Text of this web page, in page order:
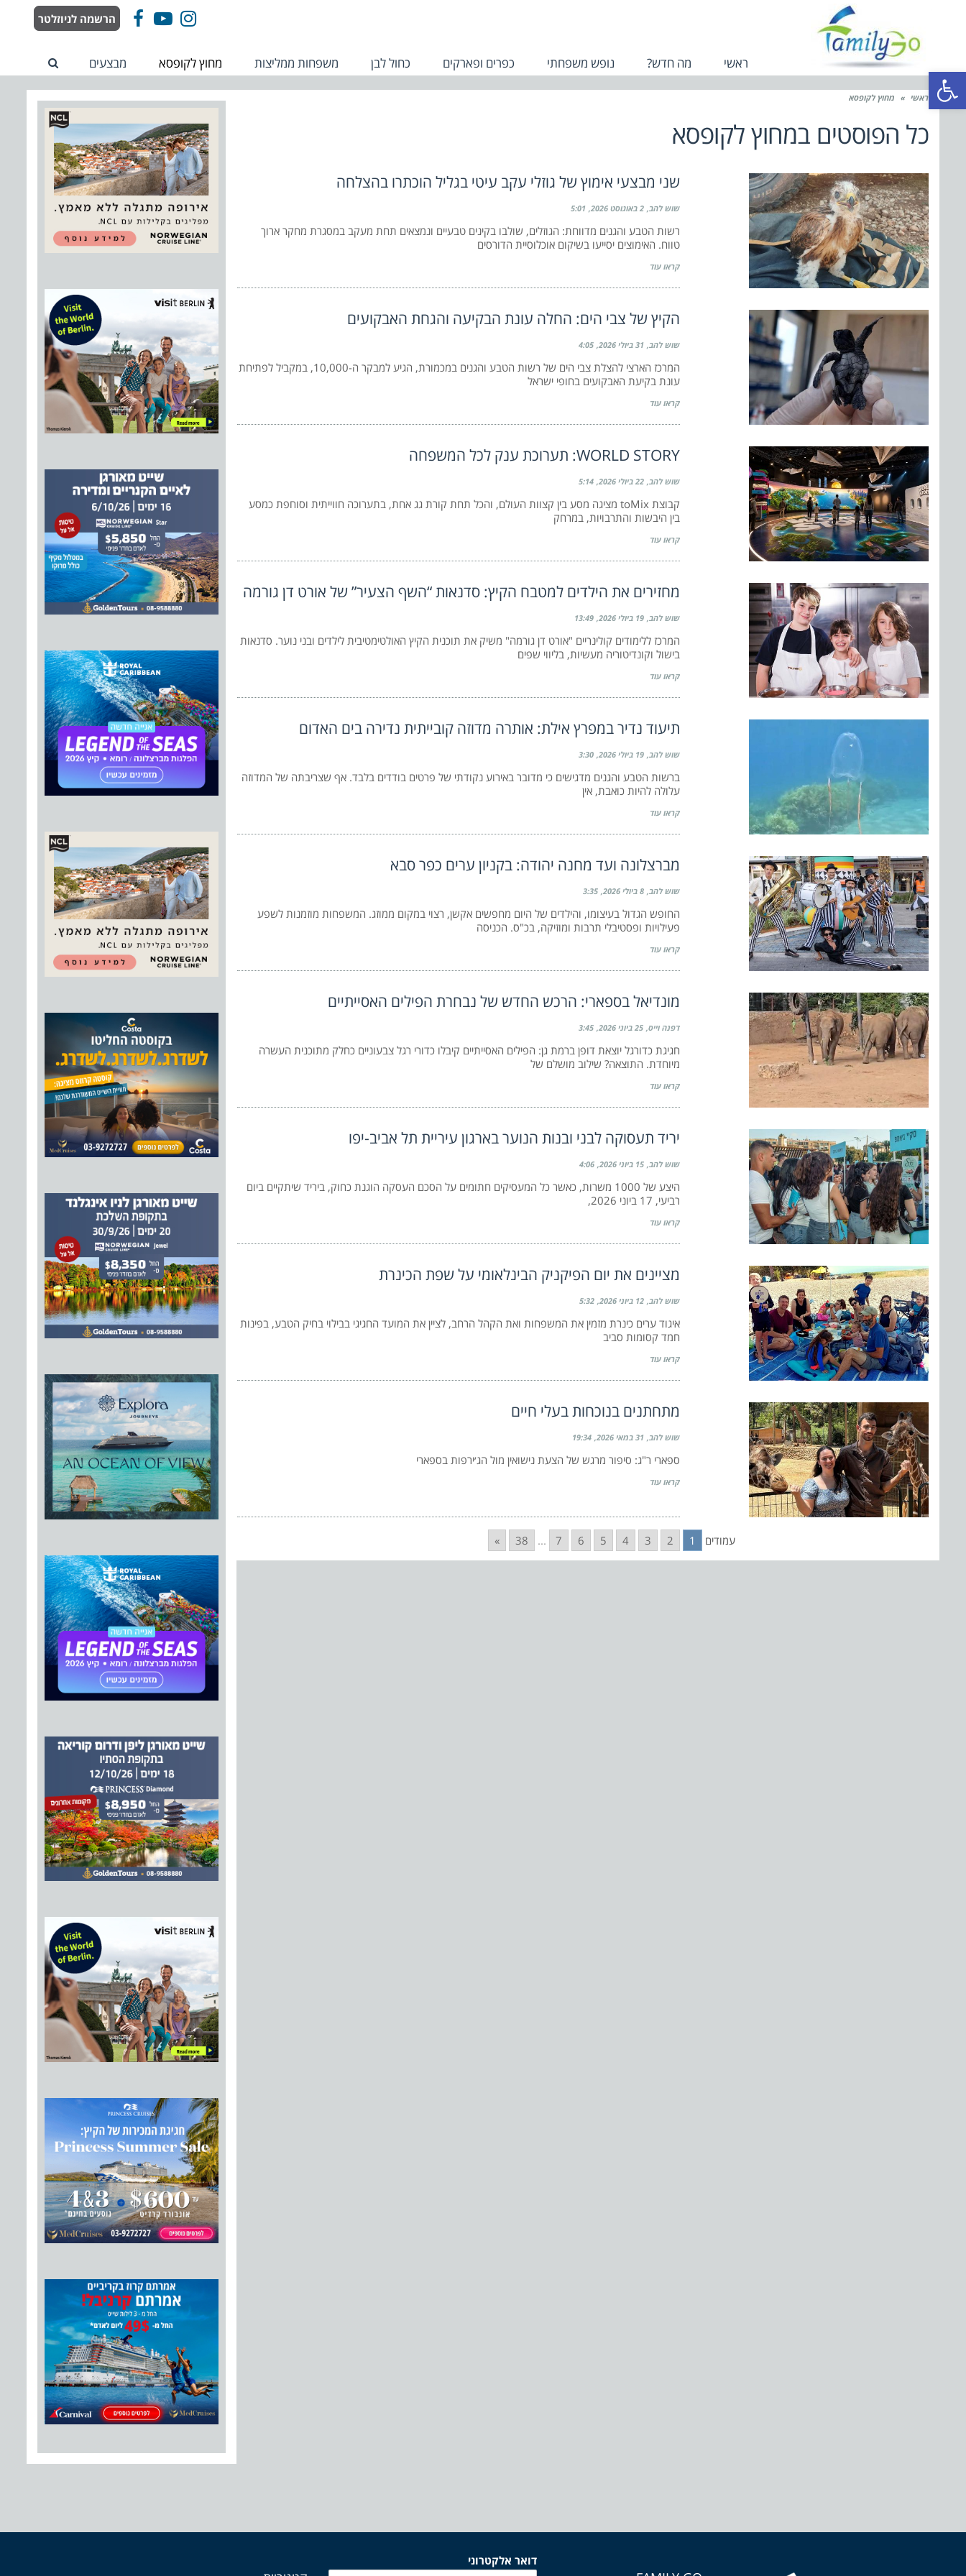
פתח סרגל נגישות
FacebookYouTube
Instagram הרשמה לניוזלטר
ראשי מה חדש? נופש משפחתי כפרים ופארקים כחול לבן משפחות ממליצות מחוץ לקופסא מבצעים
ראשי » מחוץ לקופסא
כל הפוסטים במחוץ לקופסא
שני מבצעי אימוץ של גוזלי עקב עיטי בגליל הוכתרו בהצלחה
שוש להב 2 באוגוסט 2026 5:01
רשות הטבע והגנים מדווחת: הגוזלים, שולבו בקינים טבעיים ונמצאים תחת מעקב במסגרת מחקר ארוך
טווח. האימוצים יסייעו בשיקום אוכלוסיית הדורסים
קראו עוד
הקיץ של צבי הים: החלה עונת הבקיעה והגחת האבקועים
שוש להב 31 ביולי 2026 4:05
המרכז הארצי להצלת צבי הים של רשות הטבע והגנים במכמורת, הגיע למבקר ה-10,000, במקביל לפתיחת
עונת בקיעת האבקועים בחופי ישראל
קראו עוד
WORLD STORY: תערוכת ענק לכל המשפחה
שוש להב 22 ביולי 2026 5:14
קבוצת toMix מציגה מסע בין קצוות העולם, והכל תחת קורת גג אחת, בתערוכה חווייתית וסוחפת כמסע
בין היבשות והתרבויות, במרחק
קראו עוד
מחזירים את הילדים למטבח הקיץ: סדנאות “השף הצעיר” של אורט דן גורמה
שוש להב 19 ביולי 2026 13:49
המרכז ללימודים קולינריים "אורט דן גורמה" משיק את תוכנית הקיץ האולטימטיבית לילדים ובני נוער. סדנאות
בישול וקונדיטוריה מעשיות, בליווי שפים
קראו עוד
תיעוד נדיר במפרץ אילת: אותרה מדוזה קובייתית נדירה בים האדום
שוש להב 19 ביולי 2026 3:30
ברשות הטבע והגנים מדגישים כי מדובר באירוע נקודתי של פרטים בודדים בלבד. אף שצריבתה של המדוזה
עלולה להיות כואבת, אין
קראו עוד
מברצלונה ועד מחנה יהודה: בקניון ערים כפר סבא
שוש להב 8 ביולי 2026 3:35
החופש הגדול בעיצומו, והילדים של היום מחפשים אקשן, רצוי במקום ממוזג. המשפחות מוזמנות לשפע
פעילויות ופסטיבלי תרבות ומוזיקה, בכ"ס. הכניסה
קראו עוד
מונדיאל בספארי: הרכש החדש של נבחרת הפילים האסייתיים
דפנה וייס 25 ביוני 2026 3:45
חגיגת כדורגל יוצאת דופן ברמת גן: הפילים האסייתיים קיבלו כדורי רגל צבעוניים כחלק מתוכנית העשרה
מיוחדת. התוצאה? שילוב מושלם של
קראו עוד
יריד תעסוקה לבני ובנות הנוער בארגון עיריית תל אביב-יפו
שוש להב 15 ביוני 2026 4:06
היצע של 1000 משרות, כאשר כל המעסיקים חתומים על הסכם העסקה הוגנת כחוק, ביריד שיתקיים ביום
רביעי, 17 ביוני 2026,
קראו עוד
מציינים את יום הפיקניק הבינלאומי על שפת הכינרת
שוש להב 12 ביוני 2026 5:32
איגוד ערים כינרת מזמין את המשפחות ואת הקהל הרחב, לציין את המועד החגיגי בבילוי בחיק הטבע, בפינות
חמד קסומות סביב
קראו עוד
מתחתנים בנוכחות בעלי חיים
שוש להב 31 במאי 2026 19:34
ספארי ר"ג: סיפור מרגש של הצעת נישואין מול הג׳ירפות בספארי
קראו עוד
עמודים 1
2
3
4
5
6
7
...
38
»
דואר אלקטרוני